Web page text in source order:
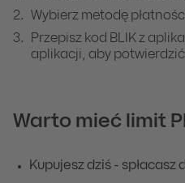
Wybierz metodę
Przepisz kod BLIK z
aplikacji, aby
Warto mieć limit
Kupujesz dziś - spłacasz